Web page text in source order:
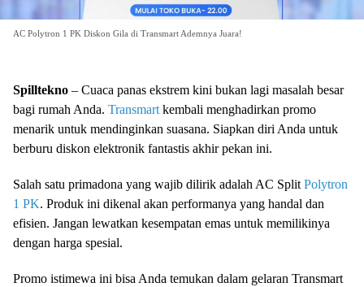
AC Polytron 1 PK Diskon Gila di Transmart Ademnya Juara!
Spilltekno – Cuaca panas ekstrem kini bukan lagi masalah besar
bagi rumah Anda. Transmart kembali menghadirkan promo
menarik untuk mendinginkan suasana. Siapkan diri Anda untuk
berburu diskon elektronik fantastis akhir pekan ini.
Salah satu primadona yang wajib dilirik adalah AC Split Polytron
1 PK. Produk ini dikenal akan performanya yang handal dan
efisien. Jangan lewatkan kesempatan emas untuk memilikinya
dengan harga spesial.
Promo istimewa ini bisa Anda temukan dalam gelaran Transmart